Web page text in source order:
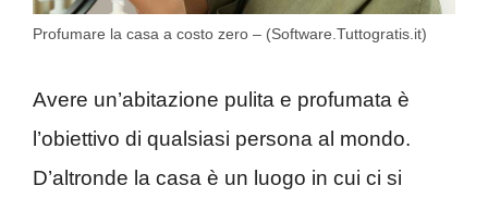
Profumare la casa a costo zero – (Software.Tuttogratis.it)
Avere un’abitazione pulita e profumata è
l’obiettivo di qualsiasi persona al mondo.
D’altronde la casa è un luogo in cui ci si